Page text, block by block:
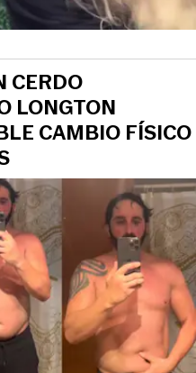
CERDO
LONGTON
CAMBIO FÍSICO